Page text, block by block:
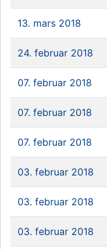
13. mars 2018
24. februar 2018
07. februar 2018
07. februar 2018
07. februar 2018
03. februar 2018
03. februar 2018
03. februar 2018